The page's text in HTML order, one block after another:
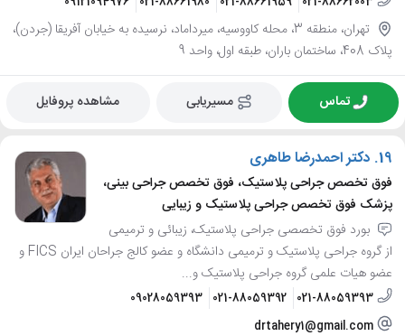
تهران، منطقه 3، محله کاووسیه، میرداماد، نرسیده به خیابان آفریقا (جردن)،
پلاک 408، ساختمان باران، طبقه اول، واحد 9
تماس مسیریابی مشاهده پروفایل
19. دکتر احمدرضا طاهری
فوق تخصص جراحی پلاستیک، فوق تخصص جراحی بینی،
پزشک فوق تخصص جراحی پلاستیک و زیبایی
بورد فوق تخصصی جراحی پلاستیک، زیبائی و ترمیمی
از گروه جراحی پلاستیک و ترمیمی دانشگاه و عضو کالج جراحان ایران FICS و
عضو هیات علمی گروه جراحی پلاستیک و...
021-88059393
021-88059392
09028059393
drtahery1@gmail.com